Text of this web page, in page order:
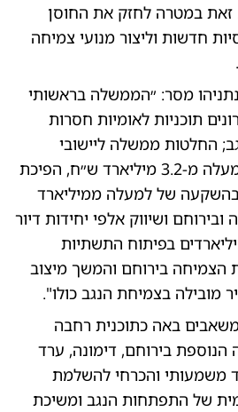
במטרה לחזק את החוסן
חדשות וליצור מנועי צמיחה
מסר: ״הממשלה בראשותי
תוכניות לאומיות חסרות
החלטות ממשלה ליישובי
ש״ח, הפיכת
בהשקעה של למעלה ממיליארד
ושיווק אלפי יחידות דיור
בפיתוח התשתיות
הצמיחה בירוחם והמשך מיצוב
מובילה בצמיחת הנגב כולו".
באה כתוכנית רחבה
הנוספת בירוחם, דימונה, ערד
משמעותי והכרחי להשלמת
של התפתחות הנגב ומשיכת